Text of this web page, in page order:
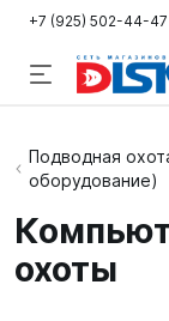
+7 (925) 502-44-47
Подводная
охота
Дайвинг
Подводная
оборудование)
охоты